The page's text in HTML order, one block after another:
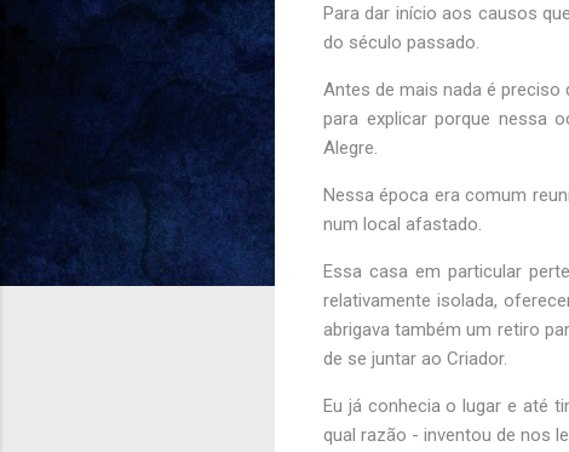
Para dar início aos causos
do século passado.
Antes de mais nada é
para explicar porque nessa
Alegre.
Nessa época era comum
num local afastado.
Essa casa em particular
relativamente isolada,
abrigava também um retiro
de se juntar ao Criador.
Eu já conhecia o lugar e até
qual razão - inventou de nos